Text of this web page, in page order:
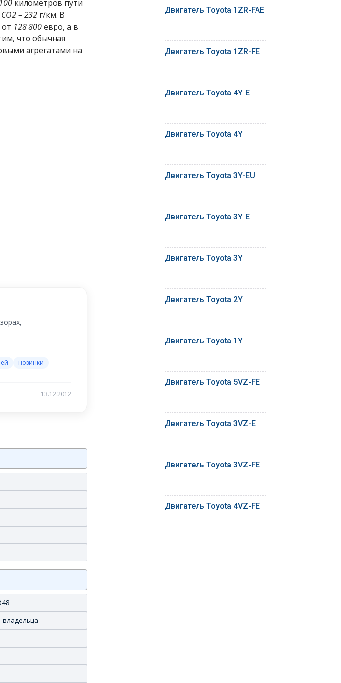
100 километров пути
CO2 – 232 г/км. В
128 800евро, а в
что обычная
агрегатами на
новинки
13.12.2012
Двигатель Toyota 1ZR-FAE
Двигатель Toyota 1ZR-FE
Двигатель Toyota 4Y-E
Двигатель Toyota 4Y
Двигатель Toyota 3Y-EU
Двигатель Toyota 3Y-E
Двигатель Toyota 3Y
Двигатель Toyota 2Y
Двигатель Toyota 1Y
Двигатель Toyota 5VZ-FE
Двигатель Toyota 3VZ-E
Двигатель Toyota 3VZ-FE
Двигатель Toyota 4VZ-FE